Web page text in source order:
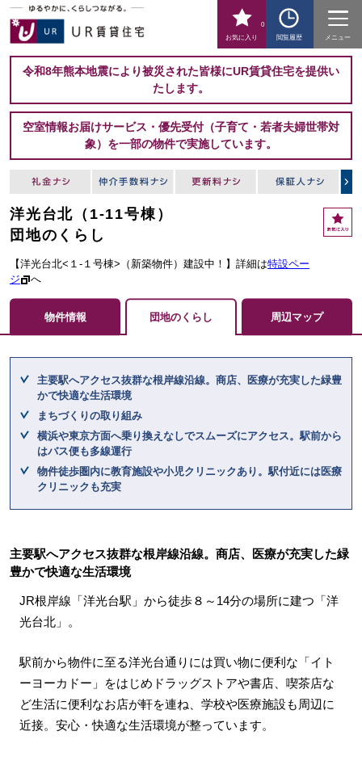
お気に入り
0
閲覧履歴
メニュー
令和8年熊本地震により被災された皆様にUR賃貸住宅を提供い
たします。
空室情報お届けサービス・優先受付（子育て・若者夫婦世帯対
象）を一部の物件で実施しています。
洋光台北（1-11号棟）
団地のくらし
【洋光台北<１-１号棟>（新築物件）建設中！】詳細は特設ペー
ジ
へ
お
気
物件情報 団地のくらし 周辺マップ
主要駅へアクセス抜群な根岸線沿線。商店、医療が充実した緑豊
かで快適な生活環境
まちづくりの取り組み
横浜や東京方面へ乗り換えなしでスムーズにアクセス。駅前から
はバス便も多線運行
物件徒歩圏内に教育施設や小児クリニックあり。駅付近には医療
クリニックも充実
主要駅へアクセス抜群な根岸線沿線。商店、医療が充実した緑
豊かで快適な生活環境
JR根岸線「洋光台駅」から徒歩８～14分の場所に建つ「洋
光台北」。
駅前から物件に至る洋光台通りには買い物に便利な「イト
ーヨーカドー」をはじめドラッグストアや書店、喫茶店な
ど生活に便利なお店が軒を連ね、学校や医療施設も周辺に
近接。安心・快適な生活環境が整っています。